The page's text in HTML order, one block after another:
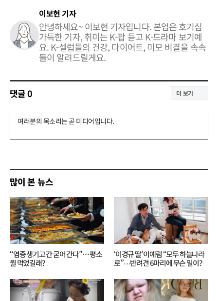
이보현 기자
안녕하세요~ 이보현 기자입니다. 본업은 호기심
가득한 기자, 취미는 K-팝 듣고 K-드라마 보기예
요. K-셀럽들의 건강, 다이어트, 미모 비결을 속속
들이 알려드릴게요.
댓글0 더 보기
댓
기
많이 본 뉴스
“염증 생기고 간 굳어 간다”… 평소
뭘 먹었길래?
‘이경규 딸’ 이예림 “모두 하늘나라
로”⋯반려견 6마리에 무슨 일이?